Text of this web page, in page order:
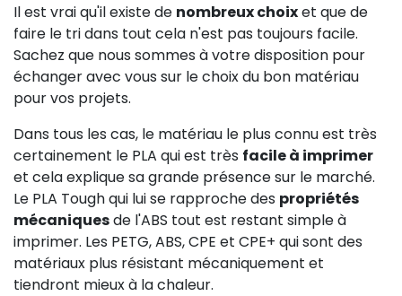
Il est vrai qu'il existe de nombreux choixet que de
faire le tri dans tout cela n'est pas toujours facile.
Sachez que nous sommes à votre disposition pour
échanger avec vous sur le choix du bon matériau
pour vos projets.
Dans tous les cas, le matériau le plus connu est très
certainement le PLA qui est très facile à imprimer
et cela explique sa grande présence sur le marché.
Le PLA Tough qui lui se rapproche des propriétés
mécaniquesde l'ABS tout est restant simple à
imprimer. Les PETG, ABS, CPE et CPE+ qui sont des
matériaux plus résistant mécaniquement et
tiendront mieux à la chaleur.